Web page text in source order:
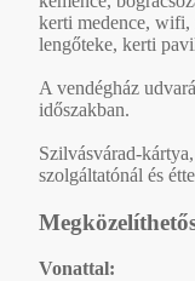
kerti medence, wifi,
lengőteke, kerti
A vendégház
időszakban.
Szilvásvárad-
szolgáltatónál és
Vonattal: